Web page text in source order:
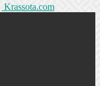
Krassota.com